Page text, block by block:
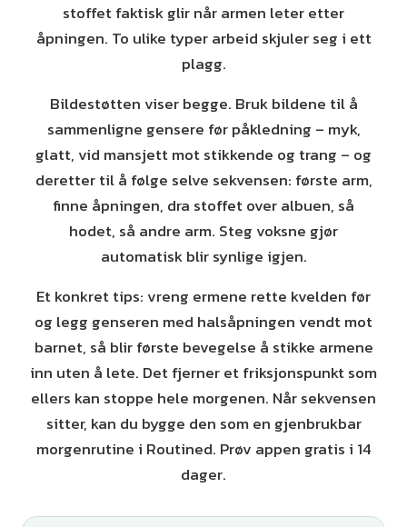
stoffet faktisk glir når armen leter etter
åpningen. To ulike typer arbeid skjuler seg i ett
plagg.
Bildestøtten viser begge. Bruk bildene til å
sammenligne gensere før påkledning – myk,
glatt, vid mansjett mot stikkende og trang – og
deretter til å følge selve sekvensen: første arm,
finne åpningen, dra stoffet over albuen, så
hodet, så andre arm. Steg voksne gjør
automatisk blir synlige igjen.
Et konkret tips: vreng ermene rette kvelden før
og legg genseren med halsåpningen vendt mot
barnet, så blir første bevegelse å stikke armene
inn uten å lete. Det fjerner et friksjonspunkt som
ellers kan stoppe hele morgenen. Når sekvensen
sitter, kan du bygge den som en gjenbrukbar
morgenrutine i Routined. Prøv appen gratis i 14
dager.